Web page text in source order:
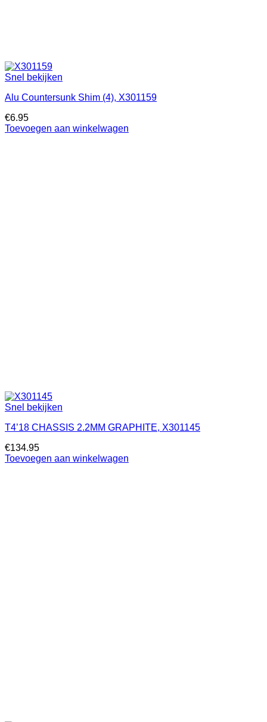
Snel bekijken
Alu Countersunk Shim (4), X301159
€6.95
Toevoegen aan winkelwagen
Snel bekijken
T4’18 CHASSIS 2.2MM GRAPHITE, X301145
€134.95
Toevoegen aan winkelwagen